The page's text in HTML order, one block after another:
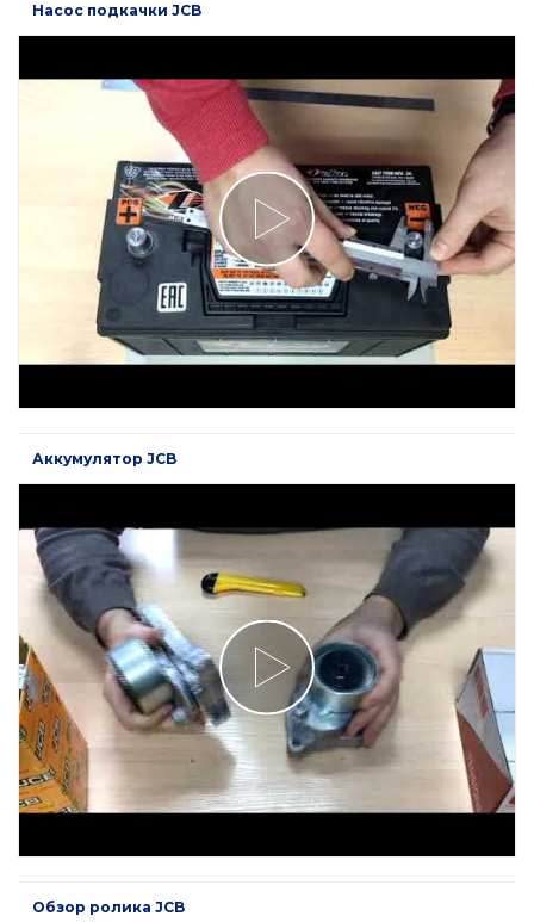
Насос подкачки JCB
Аккумулятор JCB
Обзор ролика JCB